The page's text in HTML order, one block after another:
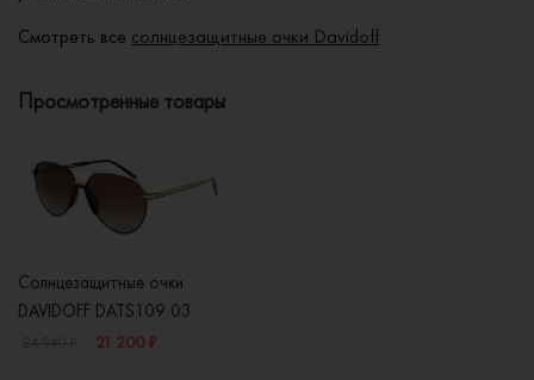
Смотреть все солнцезащитные очки Davidoff
Просмотренные товары
Солнцезащитные очки
DAVIDOFF DATS109 03
21 200 ₽